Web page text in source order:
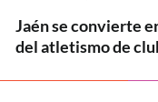
Jaén se convierte
del atletismo de